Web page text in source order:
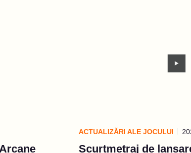
ACTUALIZĂRI ALE JOCULUI
Scurtmetraj de